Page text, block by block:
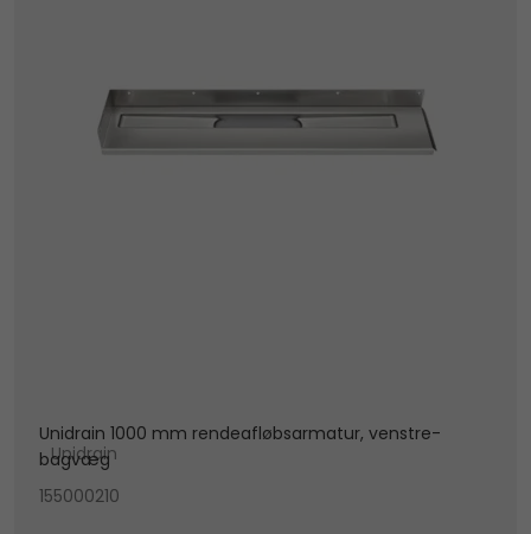
Unidrain 1000 mm rendeafløbsarmatur, venstre-
bagvæg
Unidrain
155000210